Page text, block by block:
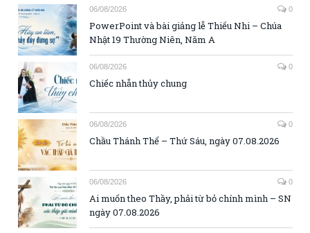
06/08/2026 0
PowerPoint và bài giảng lễ Thiếu Nhi – Chúa
Nhật 19 Thường Niên, Năm A
06/08/2026 0
Chiếc nhẫn thủy chung
06/08/2026 0
Chầu Thánh Thể – Thứ Sáu, ngày 07.08.2026
06/08/2026 0
Ai muốn theo Thầy, phải từ bỏ chính mình – SN
ngày 07.08.2026